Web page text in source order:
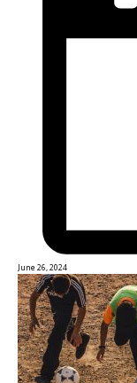
June 26, 2024